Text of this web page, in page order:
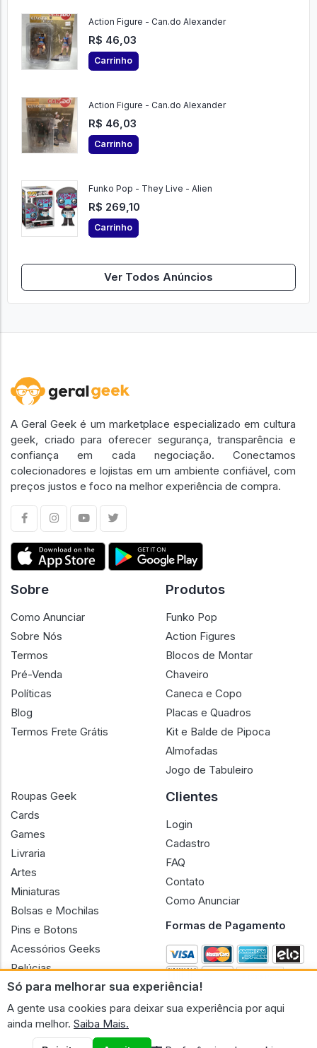
Action Figure - Can.do Alexander
R$ 46,03
Carrinho
Action Figure - Can.do Alexander
R$ 46,03
Carrinho
Funko Pop - They Live - Alien
R$ 269,10
Carrinho
Ver Todos Anúncios
Só para melhorar sua experiência!
A gente usa cookies para deixar sua experiência por aqui
ainda melhor. Saiba Mais.
A Geral Geek é um marketplace especializado em cultura
geek, criado para oferecer segurança, transparência e
confiança em cada negociação. Conectamos
colecionadores e lojistas em um ambiente confiável, com
preços justos e foco na melhor experiência de compra.
Sobre
Como Anunciar
Sobre Nós
Termos
Pré-Venda
Políticas
Blog
Termos Frete Grátis
Produtos
Funko Pop
Action Figures
Blocos de Montar
Chaveiro
Caneca e Copo
Placas e Quadros
Kit e Balde de Pipoca
Almofadas
Jogo de Tabuleiro
Roupas Geek
Cards
Games
Livraria
Artes
Miniaturas
Bolsas e Mochilas
Pins e Botons
Acessórios Geeks
Pelúcias
Bonecas
Clientes
Login
Cadastro
FAQ
Contato
Como Anunciar
Formas de Pagamento